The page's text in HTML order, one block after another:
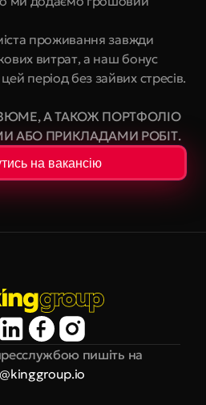
проживання завжди
витрат, а наш бонус
період без зайвих стресів.
А ТАКОЖ ПОРТФОЛІО
АБО ПРИКЛАДАМИ РОБІТ.
на вакансію
пишіть на